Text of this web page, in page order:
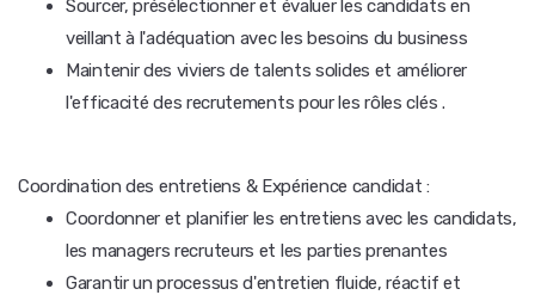
Sourcer, présélectionner et évaluer les candidats en
veillant à l'adéquation avec les besoins du business
Maintenir des viviers de talents solides et améliorer
l'efficacité des recrutements pour les rôles clés .
Coordination des entretiens & Expérience candidat :
Coordonner et planifier les entretiens avec les candidats,
les managers recruteurs et les parties prenantes
Garantir un processus d'entretien fluide, réactif et